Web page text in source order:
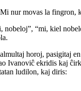
movas la fingron,
“mi, kiel
horoj, pasigitaj
Ivanoviĉ ekridis kaj
ludilon, kaj diris: